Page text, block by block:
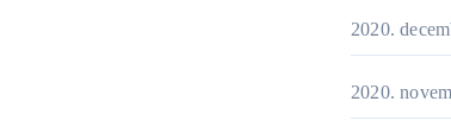
2020.
2020.